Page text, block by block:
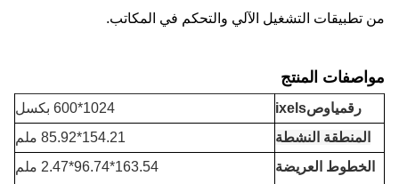
من تطبيقات التشغيل الآلي والتحكم في المكاتب.
مواصفات المنتج
رقمياوصixels
1024*600 بكسل
المنطقة النشطة
154.21*85.92 ملم
الخطوط العريضة
163.54*96.74*2.47 ملم